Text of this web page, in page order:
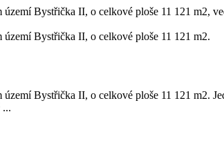
Bystřička II, o celkové ploše 11 121 m2,
Bystřička II, o celkové ploše 11 121 m2.
Bystřička II, o celkové ploše 11 121 m2.
...